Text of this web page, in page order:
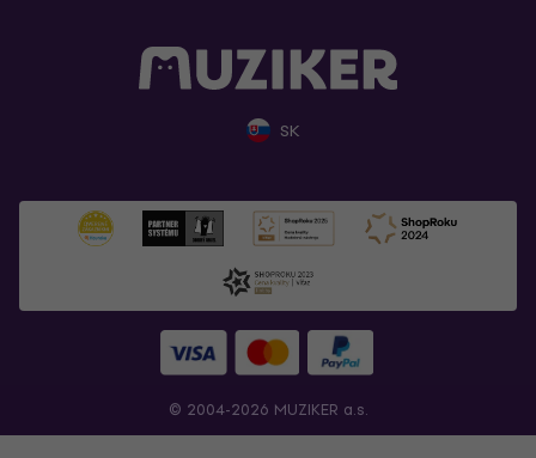
SK
© 2004-2026 MUZIKER a.s.